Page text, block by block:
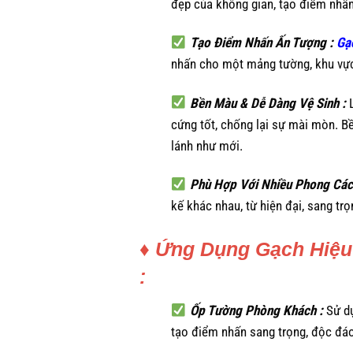
đẹp của không gian, tạo điểm
Tạo Điểm Nhấn Ấn Tượng :
nhấn cho một mảng tường, khu
Bền Màu & Dễ Dàng Vệ Sinh :
cứng tốt, chống lại sự mài mòn.
lánh như mới.
Phù Hợp Với Nhiều Phong
kế khác nhau, từ hiện đại, sang
♦ Ứng Dụng Gạch
:
Ốp Tường Phòng Khách : Sử
tạo điểm nhấn sang trọng, độc